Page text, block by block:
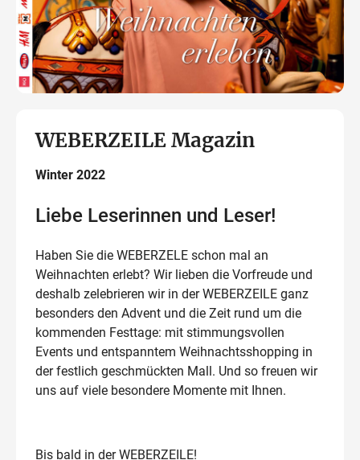
WEBERZEILE Magazin
Winter 2022
Liebe Leserinnen und Leser!
Haben Sie die WEBERZELE schon mal an
Weihnachten erlebt? Wir lieben die Vorfreude und
deshalb zelebrieren wir in der WEBERZEILE ganz
besonders den Advent und die Zeit rund um die
kommenden Festtage: mit stimmungsvollen
Events und entspanntem Weihnachtsshopping in
der festlich geschmückten Mall. Und so freuen wir
uns auf viele besondere Momente mit Ihnen.
Bis bald in der WEBERZEILE!